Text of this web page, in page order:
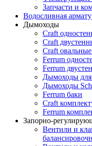
Запчасти и
Водосливная
Дымоходы
Craft
Craft
Craft
Ferrum
Ferrum
Дымоходы для
Дымоходы
Ferrum баки
Craft
Ferrum
Запорно-
Вентили и